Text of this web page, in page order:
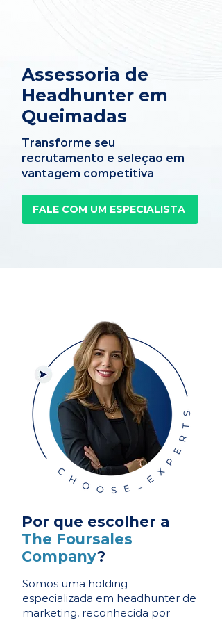
Assessoria de
Headhunter em
Queimadas
Transforme seu
recrutamento e seleção em
vantagem competitiva
FALE COM UM ESPECIALISTA
Por que escolher a
The Foursales
Company?
Somos uma holding
especializada em headhunter de
marketing, reconhecida por